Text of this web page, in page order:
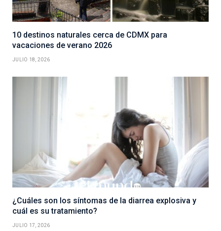
10 destinos naturales cerca de CDMX para
vacaciones de verano 2026
JULIO 18, 2026
¿Cuáles son los síntomas de la diarrea explosiva y
cuál es su tratamiento?
JULIO 17, 2026